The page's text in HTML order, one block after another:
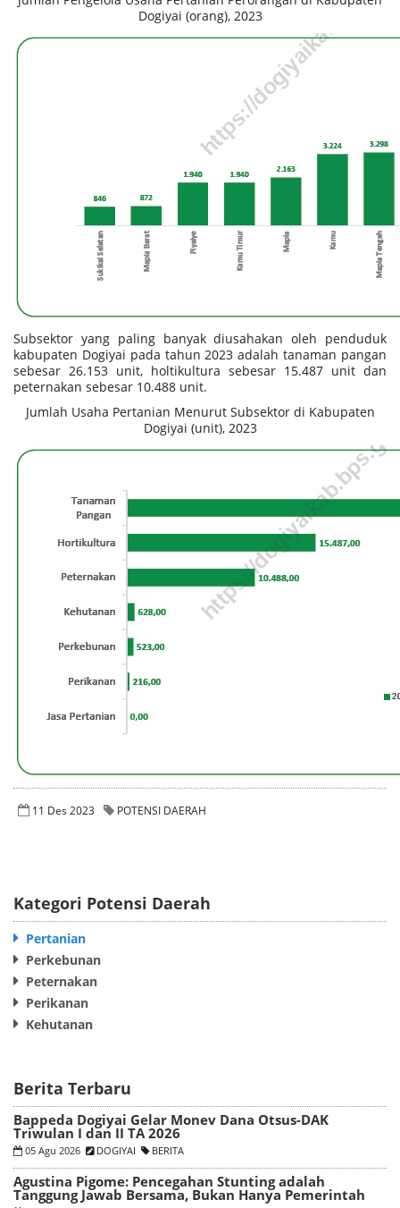
Dogiyai (orang), 2023
Subsektor yang paling banyak diusahakan oleh penduduk
kabupaten Dogiyai pada tahun 2023 adalah tanaman pangan
sebesar 26.153 unit, holtikultura sebesar 15.487 unit dan
peternakan sebesar 10.488 unit.
Jumlah Usaha Pertanian Menurut Subsektor di Kabupaten
Dogiyai (unit), 2023
11 Des 2023 POTENSI DAERAH
Kategori Potensi Daerah
Pertanian
Perkebunan
Peternakan
Perikanan
Kehutanan
Berita Terbaru
Bappeda Dogiyai Gelar Monev Dana Otsus-DAK
Triwulan I dan II TA 2026
05 Agu 2026 DOGIYAI BERITA
Agustina Pigome: Pencegahan Stunting adalah
Tanggung Jawab Bersama, Bukan Hanya Pemerintah